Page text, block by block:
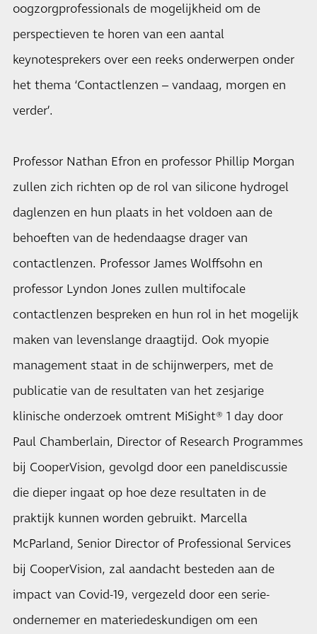
oogzorgprofessionals de mogelijkheid om de
perspectieven te horen van een aantal
keynotesprekers over een reeks onderwerpen onder
het thema ‘Contactlenzen – vandaag, morgen en
verder’.
Professor Nathan Efron en professor Phillip Morgan
zullen zich richten op de rol van silicone hydrogel
daglenzen en hun plaats in het voldoen aan de
behoeften van de hedendaagse drager van
contactlenzen. Professor James Wolffsohn en
professor Lyndon Jones zullen multifocale
contactlenzen bespreken en hun rol in het mogelijk
maken van levenslange draagtijd. Ook myopie
management staat in de schijnwerpers, met de
publicatie van de resultaten van het zesjarige
klinische onderzoek omtrent MiSight® 1 day door
Paul Chamberlain, Director of Research Programmes
bij CooperVision, gevolgd door een paneldiscussie
die dieper ingaat op hoe deze resultaten in de
praktijk kunnen worden gebruikt. Marcella
McParland, Senior Director of Professional Services
bij CooperVision, zal aandacht besteden aan de
impact van Covid-19, vergezeld door een serie-
ondernemer en materiedeskundigen om een